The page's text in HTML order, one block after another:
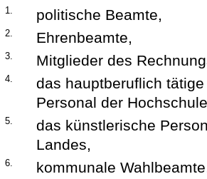
1. politische Beamte,
2. Ehrenbeamte,
3. Mitglieder des
4.
das hauptberuflich
Personal der
5.
das künstlerische
Landes,
6. kommunale